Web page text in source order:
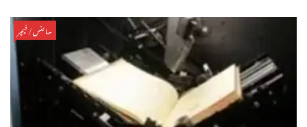
سائنس/فیچر